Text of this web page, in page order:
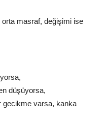
orta masraf, değişimi ise
düşüyorsa,
gecikme varsa, kanka